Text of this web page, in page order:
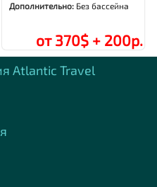
Дополнительно: Без бассейна
от 370$ + 200р.
Аtlantic Travel